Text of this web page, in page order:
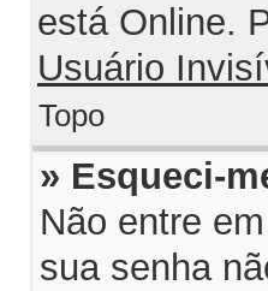
está Online.
Usuário
Topo
» Esqueci-
Não entre
sua senha